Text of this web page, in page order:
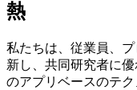
熱
私たちは、従業員、
新し、共同研究者に
のアプリベースのテ